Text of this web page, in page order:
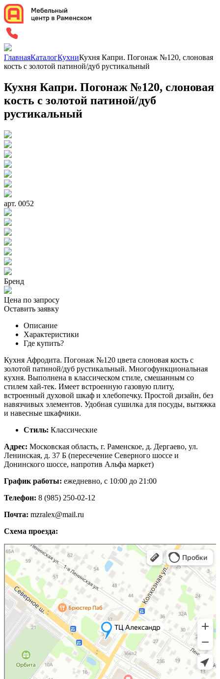
ГлавнаяКаталогКухниКухня Капри. Погонаж №120, слоновая
кость с золотой патиной/дуб рустикальный
Кухня Капри. Погонаж №120, слоновая
кость с золотой патиной/дуб
рустикальный
арт. 0052
Бренд
Цена по запросу
Оставить заявку
Описание
Характеристики
Где купить?
Кухня Афродита. Погонаж №120 цвета слоновая кость с
золотой патиной/дуб рустикальный. Многофункциональная
кухня. Выполнена в классическом стиле, смешанным со
стилем хай-тек. Имеет встроенную газовую плиту,
встроенный духовой шкаф и хлебопечку. Простой дизайн, без
навязчивых элементов. Удобная сушилка для посуды, вытяжка
и навесные шкафчики.
Стиль: Классические
Адрес: Московская область, г. Раменское, д. Дергаево, ул.
Ленинская, д. 37 Б (пересечение Северного шоссе и
Донинского шоссе, напротив Альфа маркет)
График работы: ежедневно, с 10:00 до 21:00
Телефон: 8 (985) 250-02-12
Почта: mzralex@mail.ru
Схема проезда:
Яндекс Карты
Яндекс Карты — транспорт, навигация, поиск мест